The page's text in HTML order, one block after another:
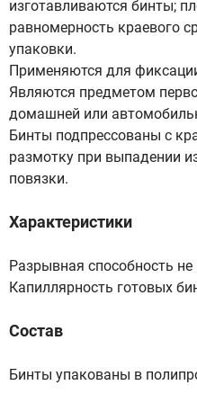
изготавливаются бинты;
равномерность краевого
упаковки.
Применяются для
Являются предметом
домашней или
Бинты подпрессованы с
размотку при выпадении
повязки.
Характеристики
Разрывная способность
Капиллярность готовых
Состав
Бинты упакованы в